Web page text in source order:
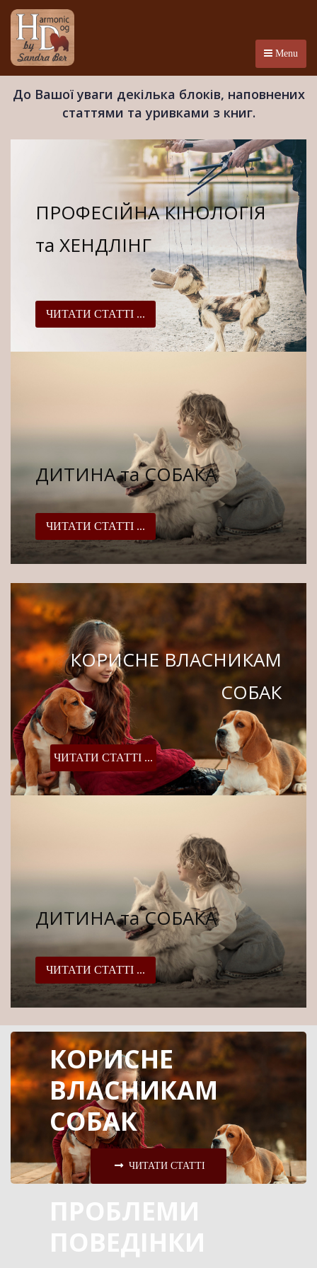
Menu
До Вашої уваги декілька блоків, наповнених
статтями та уривками з книг.
ПРОФЕСІЙНА КІНОЛОГІЯ
та ХЕНДЛІНГ
ЧИТАТИ СТАТТІ ...
ДИТИНА та СОБАКА
ЧИТАТИ СТАТТІ ...
КОРИСНЕ ВЛАСНИКАМ
СОБАК
ЧИТАТИ СТАТТІ ...
ДИТИНА та СОБАКА
ЧИТАТИ СТАТТІ ...
КОРИСНЕ
ВЛАСНИКАМ
СОБАК
ЧИТАТИ СТАТТІ
ПРОБЛЕМИ
ПОВЕДІНКИ